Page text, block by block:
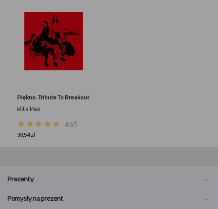
Piękno. Tribute To Breakout
Rita Pax
4.6/5
38,54 zł
Prezenty
Pomysły na prezent